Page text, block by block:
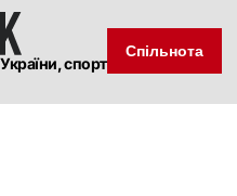
спорт
Спільнота